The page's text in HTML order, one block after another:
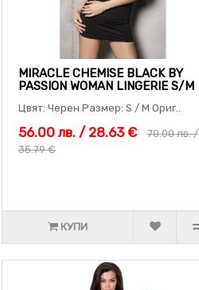
MIRACLE CHEMISE BLACK BY
PASSION WOMAN LINGERIE S/M
Цвят: Черен Размер: S / M Ориг..
56.00 лв. / 28.63 €
70.00 лв. /
35.79 €
КУПИ